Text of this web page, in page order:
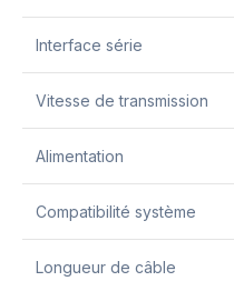
Interface série
Vitesse de transmission
Alimentation
Compatibilité système
Longueur de câble